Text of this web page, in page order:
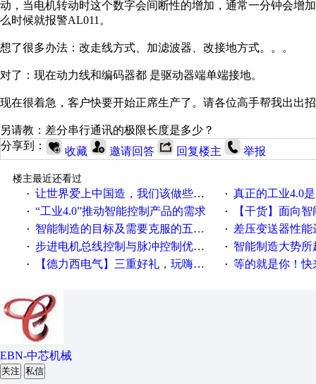
动，当电机转动时这个数字会间断性的增加，通常一分钟会增
么时候就报警AL011。
想了很多办法：改走线方式、加滤波器、改接地方式。。。
对了：现在动力线和编码器都 是驱动器端单端接地。
现在很着急，客户快要开始正席生产了。请各位高手帮我出出
另请教：差分串行通讯的极限长度是多少？
分享到：
收藏 邀请回答 回复楼主 举报
楼主最近还看过
· 让世界爱上中国造，我们该做些什么 · 真正的工业4.0
· “工业4.0”推动智能控制产品的需求 · 【干货】面向
· 智能制造的目标及需要克服的五个障碍 · 差压变送器性能达
· 步进电机总线控制与脉冲控制优缺点 · 智能制造大势所趋
· 【德力西电气】三重好礼，玩嗨夏日！ · 等的就是你！快来
EBN-中芯机械
关注 私信